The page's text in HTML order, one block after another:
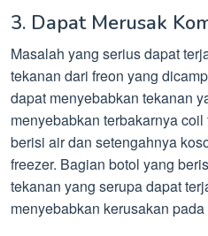
3. Dapat Merusak
Masalah yang serius dapat
tekanan dari freon yang
dapat menyebabkan tekanan
menyebabkan terbakarnya
berisi air dan setengahnya
freezer. Bagian botol yang
tekanan yang serupa dapat
menyebabkan kerusakan pada